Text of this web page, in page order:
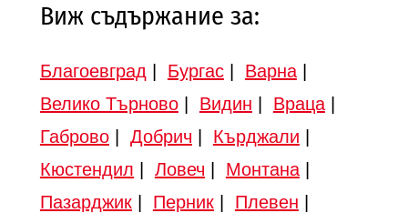
Виж съдържание за:
Благоевград Бургас| Варна|
Велико Търново| Видин Враца|
Габрово| Добрич Кърджали
Кюстендил
Ловеч Монтана|
Пазарджик| Перник| Плевен